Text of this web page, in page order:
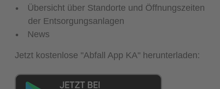
Übersicht über Standorte und Öffnungszeiten
der Entsorgungsanlagen
News
Jetzt kostenlose "Abfall App KA" herunterladen: